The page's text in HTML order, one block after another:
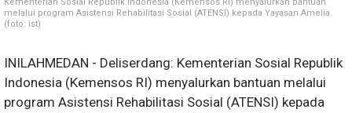
melalui program Asistensi Rehabilitasi Sosial (ATENSI) kepada Yayasan Amelia.
(foto: ist)
INILAHMEDAN - Deliserdang: Kementerian Sosial Republik
Indonesia (Kemensos RI) menyalurkan bantuan melalui
program Asistensi Rehabilitasi Sosial (ATENSI) kepada